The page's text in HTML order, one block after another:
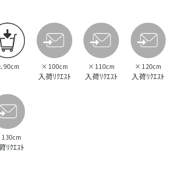
90cm × 100cm
入荷ﾘｸｴｽﾄ
× 110cm
入荷ﾘｸｴｽﾄ
× 120cm
入荷ﾘｸｴｽﾄ
130cm
ﾘｸｴｽﾄ